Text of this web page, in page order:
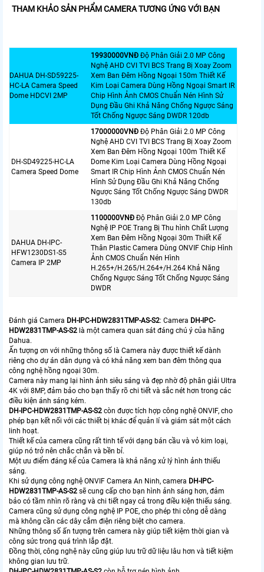
THAM KHẢO SẢN PHẨM CAMERA TƯƠNG ỨNG VỚI BẠN
DAHUA DH-SD59225-
HC-LA Camera Speed
Dome HDCVI 2MP
19930000VNÐ Độ Phân Giải 2.0 MP Công
Nghệ AHD CVI TVI BCS Trang Bị Xoay Zoom
Xem Ban Đêm Hồng Ngoại 150m Thiết Kế
Kim Loại Camera Dùng Hồng Ngoại Smart IR
Chip Hình Ảnh CMOS Chuẩn Nén Hình Sử
Dụng Đầu Ghi Khả Năng Chống Ngược Sáng
Tốt Chống Ngược Sáng DWDR 120db
DH-SD49225-HC-LA
Camera Speed Dome
17000000VNÐ Độ Phân Giải 2.0 MP Công
Nghệ AHD CVI TVI BCS Trang Bị Xoay Zoom
Xem Ban Đêm Hồng Ngoại 100m Thiết Kế
Dome Kim Loại Camera Dùng Hồng Ngoại
Smart IR Chip Hình Ảnh CMOS Chuẩn Nén
Hình Sử Dụng Đầu Ghi Khả Năng Chống
Ngược Sáng Tốt Chống Ngược Sáng DWDR
130db
DAHUA DH-IPC-
HFW1230DS1-S5
Camera IP 2MP
1100000VNÐ Độ Phân Giải 2.0 MP Công
Nghệ IP POE Trang Bị Thu hình Chất Lượng
Xem Ban Đêm Hồng Ngoại 30m Thiết Kế
Thân Plastic Camera Dùng ONVIF Chip Hình
Ảnh CMOS Chuẩn Nén Hình
H.265+/H.265/H.264+/H.264 Khả Năng
Chống Ngược Sáng Tốt Chống Ngược Sáng
DWDR
Đánh giá Camera DH-IPC-HDW2831TMP-AS-S2: Camera DH-IPC-
HDW2831TMP-AS-S2 là một camera quan sát đáng chú ý của hãng
Dahua.
Ấn tượng ơn với những thông số là Camera này được thiết kế dành
riêng cho dự án dân dụng và có khả năng xem ban đêm thông qua
công nghệ hồng ngoại 30m.
Camera này mang lại hình ảnh siêu sáng và đẹp nhờ độ phân giải Ultra
4K với 8MP, đảm bảo cho bạn thấy rõ chi tiết và sắc nét hơn trong các
điều kiện ánh sáng kém.
DH-IPC-HDW2831TMP-AS-S2 còn được tích hợp công nghệ ONVIF, cho
phép bạn kết nối với các thiết bị khác để quản lí và giám sát một cách
linh hoạt.
Thiết kế của camera cũng rất tinh tế với dạng bán cầu và vỏ kim loại,
giúp nó trở nên chắc chắn và bền bỉ.
Một ưu điểm đáng kể của Camera là khả năng xử lý hình ảnh thiếu
sáng.
Khi sử dụng công nghệ ONVIF Camera An Ninh, camera DH-IPC-
HDW2831TMP-AS-S2 sẽ cung cấp cho bạn hình ảnh sáng hơn, đảm
bảo có tầm nhìn rõ ràng và chi tiết ngay cả trong điều kiện thiếu sáng.
Camera cũng sử dụng công nghệ IP POE, cho phép thi công dễ dàng
mà không cần các dây cắm điện riêng biệt cho camera.
Những thông số ấn tượng trên camera này giúp tiết kiệm thời gian và
công sức trong quá trình lắp đặt.
Đồng thời, công nghệ này cũng giúp lưu trữ dữ liệu lâu hơn và tiết kiệm
không gian lưu trữ.